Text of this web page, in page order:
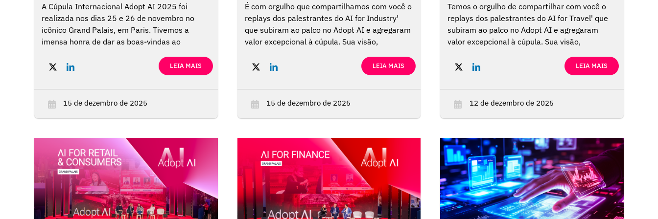
A Cúpula Internacional Adopt AI 2025 foi
realizada nos dias 25 e 26 de novembro no
icônico Grand Palais, em Paris. Tivemos a
imensa honra de dar as boas-vindas ao
nossos 600 palestrantes e 250 expositores. O
evento atraiu 20.000 participantes para seus 7
estágios de ecossistema, incluindo o AI for
Health.
LEIA MAIS
15 de dezembro de 2025
É com orgulho que compartilhamos com você o
replays dos palestrantes do AI for Industry'
que subiram ao palco no Adopt AI e agregaram
valor excepcional à cúpula. Sua visão,
mundo real foram inestimáveis para inspirar as
organizações a moldar e acelerar seus roteiros
de AI.
LEIA MAIS
15 de dezembro de 2025
Temos o orgulho de compartilhar com você o
replays dos palestrantes do AI for Travel' que
subiram ao palco no Adopt AI e agregaram
valor excepcional à cúpula. Sua visão,
mundo real foram de grande valia para inspirar
as organizações a moldar e acelerar seus
roteiros de AI.
LEIA MAIS
12 de dezembro de 2025